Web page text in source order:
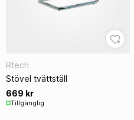
Rtech
Stövel tvättställ
669 kr
Tillgänglig